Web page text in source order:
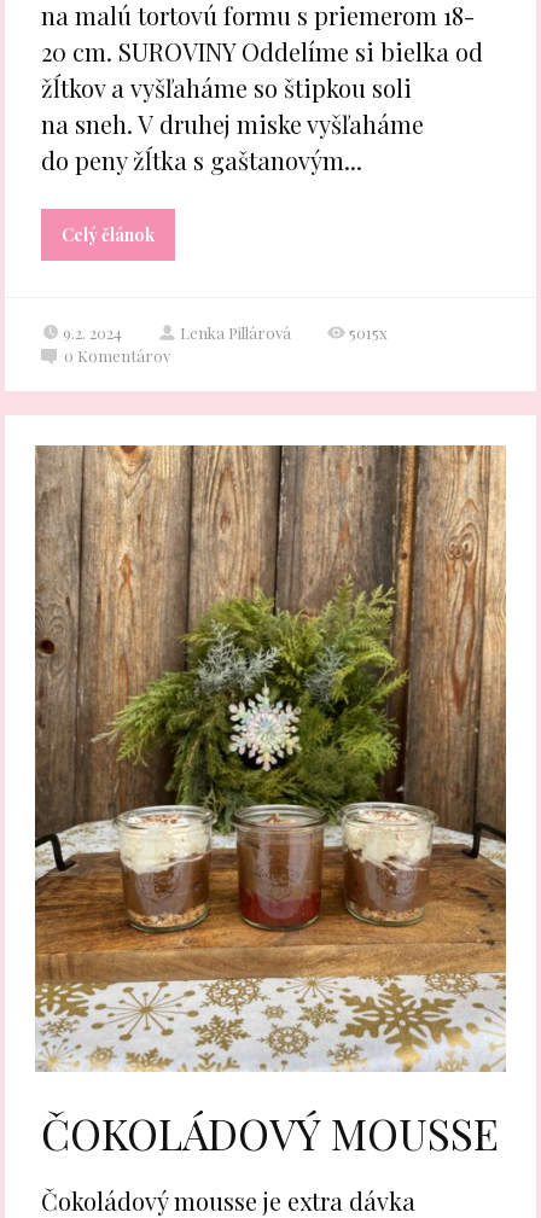
na malú tortovú formu s priemerom 18-
20 cm. SUROVINY Oddelíme si bielka od
žĺtkov a vyšľaháme so štipkou soli
na sneh. V druhej miske vyšľaháme
do peny žĺtka s gaštanovým...
Celý článok
9.2. 2024 Lenka Pillárová
5015x
0 Komentárov
ČOKOLÁDOVÝ MOUSSE
Čokoládový mousse je extra dávka